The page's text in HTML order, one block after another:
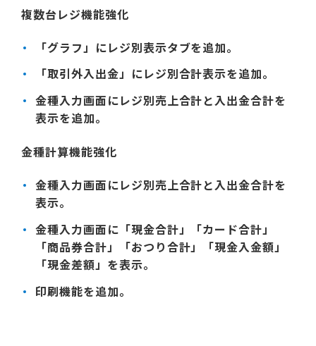
複数台レジ機能強化
「グラフ」にレジ別表示タブを追加。
「取引外入出金」にレジ別合計表示を追加。
金種入力画面にレジ別売上合計と入出金合計を
表示を追加。
金種計算機能強化
金種入力画面にレジ別売上合計と入出金合計を
表示。
金種入力画面に「現金合計」「カード合計」
「商品券合計」「おつり合計」「現金入金額」
「現金差額」を表示。
印刷機能を追加。